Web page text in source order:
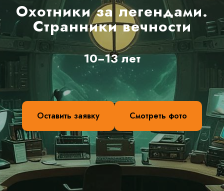
Охотники за легендами.
Странники вечности
10−13 лет
Оставить заявку Смотреть фото